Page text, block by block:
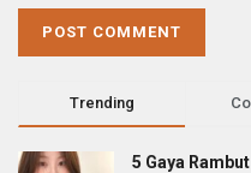
Trending
5 Gaya